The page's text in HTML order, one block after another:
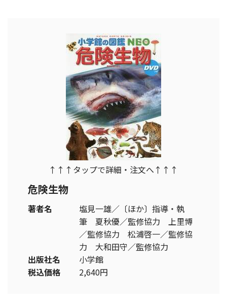
↑↑↑タップで詳細・注文へ↑↑↑
危険生物
著者名
塩見一雄／〔ほか〕指導・執
筆 夏秋優／監修協力 上里博
／監修協力 松浦啓一／監修協
力 大和田守／監修協力
出版社名
小学館
税込価格
2,640円